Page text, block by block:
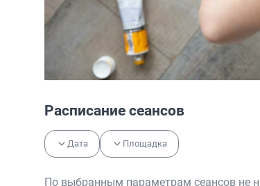
Расписание сеансов
Дата Площадка
По выбранным параметрам сеансов не